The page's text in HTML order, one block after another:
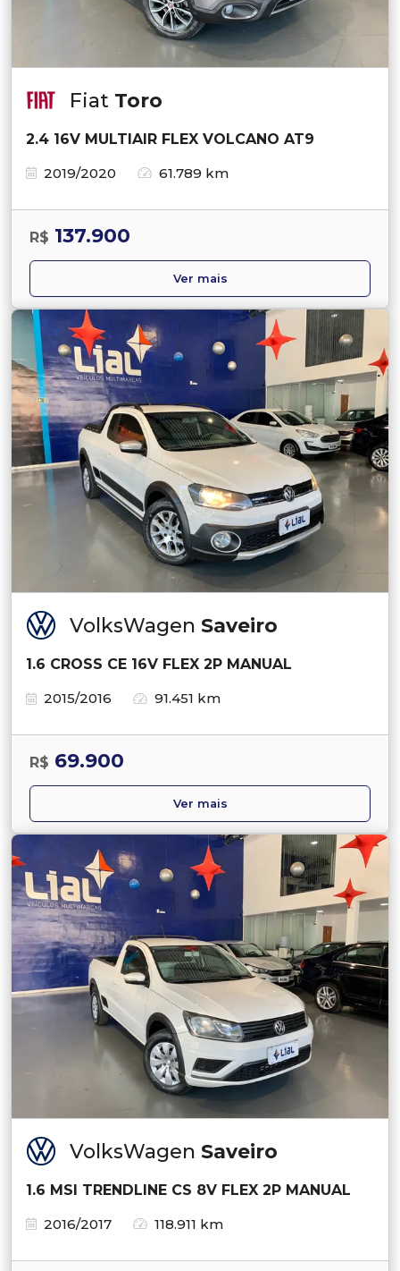
Fiat Toro
2.4 16V MULTIAIR FLEX VOLCANO AT9
2019/2020
61.789 km
R$ 137.900
Ver mais
VolksWagen Saveiro
1.6 CROSS CE 16V FLEX 2P MANUAL
2015/2016
91.451 km
R$ 69.900
Ver mais
VolksWagen Saveiro
1.6 MSI TRENDLINE CS 8V FLEX 2P MANUAL
2016/2017
118.911 km